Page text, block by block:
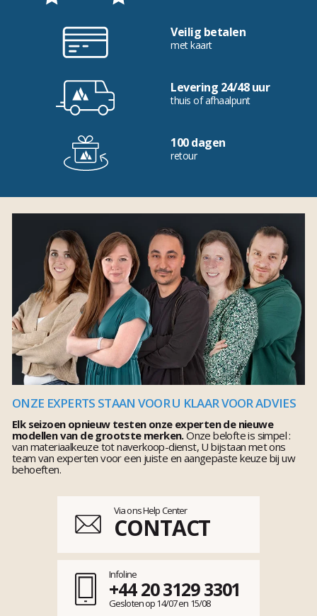
Veilig betalen
met kaart
Levering 24/48 uur
thuis of afhaalpunt
100 dagen
retour
ONZE EXPERTS STAAN VOOR U KLAAR VOOR ADVIES
Elk seizoen opnieuw testen onze experten de nieuwe
modellen van de grootste merken.Onze belofte is simpel :
van materiaalkeuze tot naverkoop-dienst, U bijstaan met ons
team van experten voor een juiste en aangepaste keuze bij uw
behoeften.
Via ons Help Center
CONTACT
Infoline
+44 20 3129 3301
Gesloten op 14/07 en 15/08